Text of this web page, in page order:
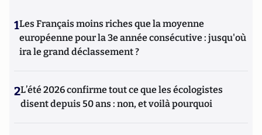
1Les Français moins riches que la moyenne
européenne pour la 3e année consécutive : jusqu'où
ira le grand déclassement ?
2L’été 2026 confirme tout ce que les écologistes
disent depuis 50 ans : non, et voilà pourquoi